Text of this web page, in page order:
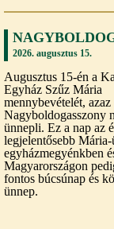
2026. augusztus 15.
Augusztus 15-én a
Egyház Szűz Mária
mennybevételét, azaz
Nagyboldogasszony
ünnepli. Ez a nap az
legjelentősebb Mária-
egyházmegyénkben
Magyarországon
fontos búcsúnap és
ünnep.